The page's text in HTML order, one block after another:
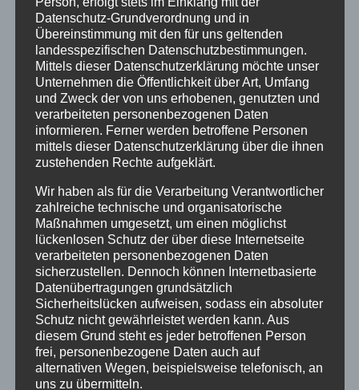
und 75 Jahren mit. Sie baute damit auf eine
Tradition auf, die bereits ihre Vorgänger, die
Kirchenmusiker Friedrich Hönsch und
Siegried Neuber, ins Leben gerufen hatten. Die
von ihr geleiteten Chor- und
Orchesterkonzerte in der Neustädter Kirche
waren regelmäßig ausverkauft. KMD Susanne
Voss verstand es, sowohl Traditionen wie z.B.
die Adventsvesper am ersten Samstag vor
dem Ersten Advent, oder die Gestaltung der
Christmette an Heiligabend in der Neustädter
Kirche zu pflegen, als auch neue Ideen wie z.B.
„20 Minuten aus Oper und Operette“ am
Johannisfestfreitag in der Marktkirche zu
etablieren. Bei Kindern und Publikum
gleichermaßen beliebt waren Aufführungen
von Kinder-Musicals. Dabei wurde sie von
einem großen Kreis an Ehrenamtlichen,
Eltern, aber auch aus dem Jungen Theater
Eschwege und dem Arbeitskreis Open Flair
Datenschutz-Grundverordnung und in
Übereinstimmung mit den für uns geltenden
landesspezifischen Datenschutzbestimmungen.
Mittels dieser Datenschutzerklärung möchte unser
Unternehmen die Öffentlichkeit über Art, Umfang
und Zweck der von uns erhobenen, genutzten und
verarbeiteten personenbezogenen Daten
informieren. Ferner werden betroffene Personen
mittels dieser Datenschutzerklärung über die ihnen
zustehenden Rechte aufgeklärt.
Wir haben als für die Verarbeitung Verantwortlicher
zahlreiche technische und organisatorische
Maßnahmen umgesetzt, um einen möglichst
lückenlosen Schutz der über diese Internetseite
verarbeiteten personenbezogenen Daten
sicherzustellen. Dennoch können Internetbasierte
Datenübertragungen grundsätzlich
Sicherheitslücken aufweisen, sodass ein absoluter
Schutz nicht gewährleistet werden kann. Aus
diesem Grund steht es jeder betroffenen Person
frei, personenbezogene Daten auch auf
alternativen Wegen, beispielsweise telefonisch, an
uns zu übermitteln.